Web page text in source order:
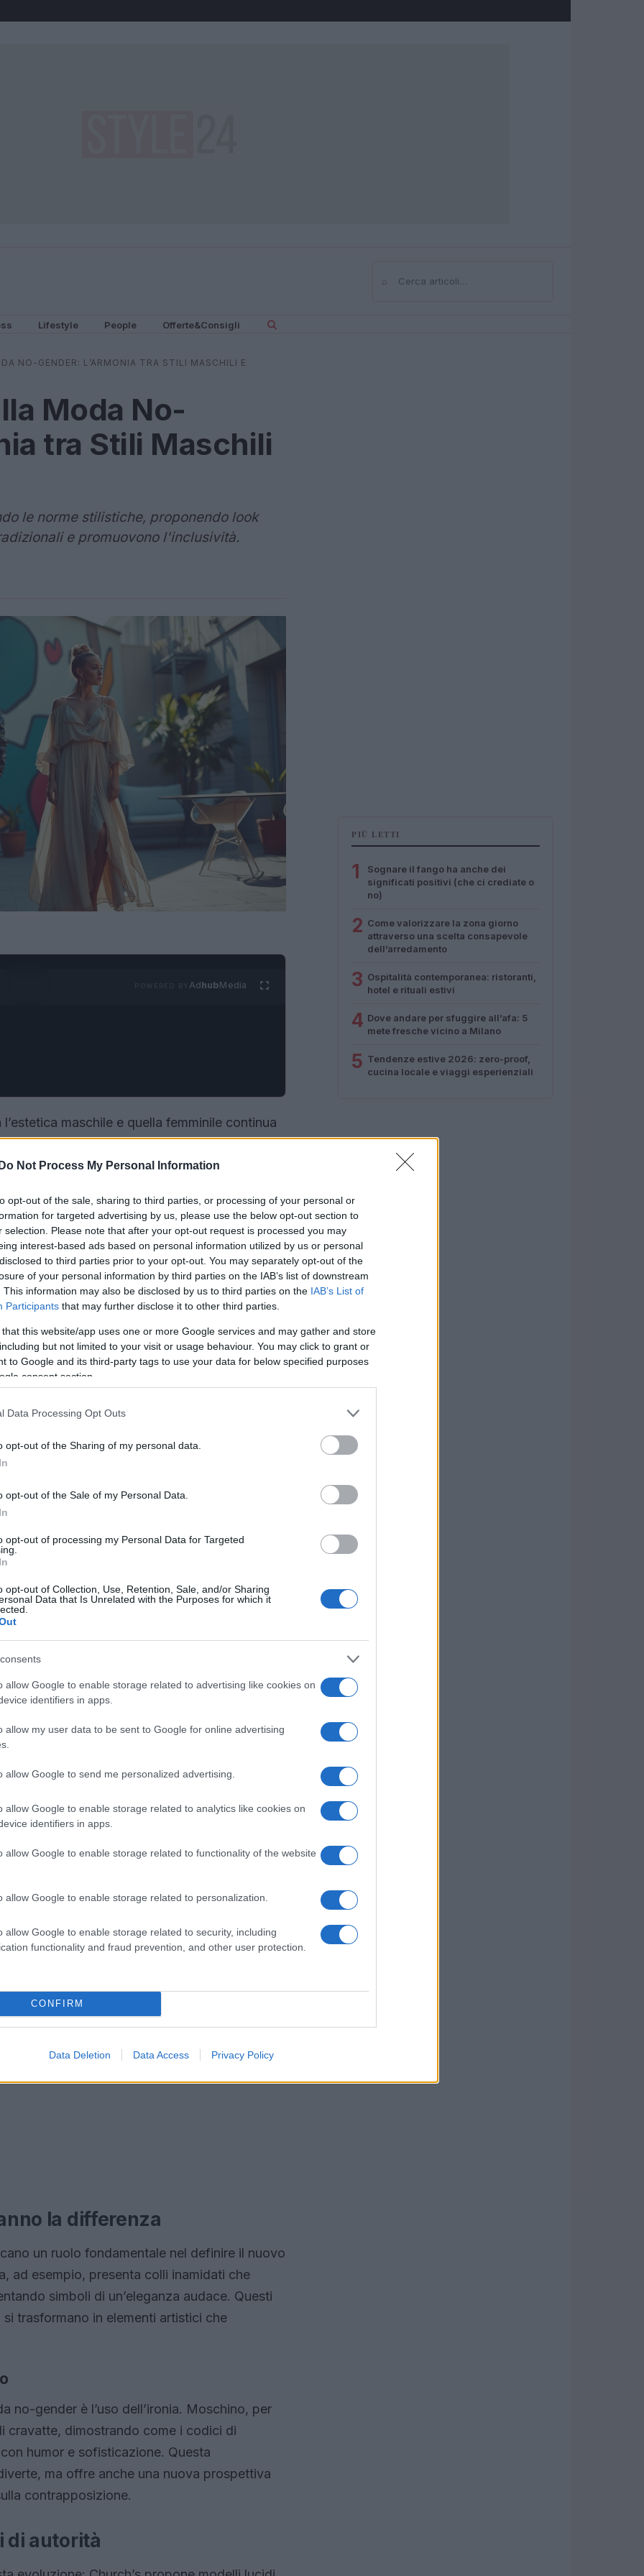
Do Not Process My Personal Information
opt-out of the sale, sharing to third parties, or processing of your personal or
for targeted advertising by us, please use the below opt-out section to
selection. Please note that after your opt-out request is processed you may
interest-based ads based on personal information utilized by us or personal
to third parties prior to your opt-out. You may separately opt-out of the
of your personal information by third parties on the IAB’s list of downstream
This information may also be disclosed by us to third parties on the IAB’s List of
Participants that may further disclose it to other third parties.
that this website/app uses one or more Google services and may gather and store
but not limited to your visit or usage behaviour. You may click to grant or
to Google and its third-party tags to use your data for below specified purposes
consent section.
Data Processing Opt Outs
opt-out of the Sharing of my personal data.
opt-out of the Sale of my Personal Data.
opt-out of processing my Personal Data for Targeted
opt-out of Collection, Use, Retention, Sale, and/or Sharing
Data that Is Unrelated with the Purposes for which it
allow Google to enable storage related to advertising like cookies on
identifiers in apps.
allow my user data to be sent to Google for online advertising
allow Google to send me personalized advertising.
allow Google to enable storage related to analytics like cookies on
identifiers in apps.
allow Google to enable storage related to functionality of the website
allow Google to enable storage related to personalization.
allow Google to enable storage related to security, including
functionality and fraud prevention, and other user protection.
CONFIRM
Data Deletion Data Access Privacy Policy
⌕Cerca
Lifestyle People Offerte&Consigli
NO-GENDER: L’ARMONIA TRA STILI MASCHILI E
Moda No-
tra Stili Maschili
le norme stilistiche, proponendo look
e promuovono l'inclusività.
AdhubMedia
maschile e quella femminile continua
stili non solo crea unmix visivamente
dell’individualità in un’epoca in cui le
più sfumate.
su un’estetica universale, ma la
approccio più naturale e integrato. Oggi,
rivoluzione quanto unacombinazione
che sorprende senza compromettere
2025/2026
un momento cruciale per la moda
e femminilità sottile diventa predominante. I
convenzioni tradizionali, come blazer
vestono il corpo, ma raccontano una storia di
ispirano
e le giacche destrutturate, rielaborate per
maschile. Dalla passerella emergono
Calvin Klein continua a proporre un
e camicie ben definite, dimostrando
attuale.
la differenza
un ruolo fondamentale nel definire il nuovo
ad esempio, presenta colli inamidati che
simboli di un’eleganza audace. Questi
trasformano in elementi artistici che
no-gender è l’uso dell’ironia. Moschino, per
cravatte, dimostrando come i codici di
humor e sofisticazione. Questa
ma offre anche una nuova prospettiva
contrapposizione.
di autorità
PIÙ LETTI
1
Sognare il fango ha anche dei
significati positivi (che ci crediate o
no)
2 Come valorizzare la zona giorno
attraverso una scelta consapevole
dell’arredamento
3 Ospitalità contemporanea: ristoranti,
hotel e rituali estivi
4 Dove andare per sfuggire all’afa: 5
mete fresche vicino a Milano
5 Tendenze estive 2026: zero-proof,
cucina locale e viaggi esperienziali